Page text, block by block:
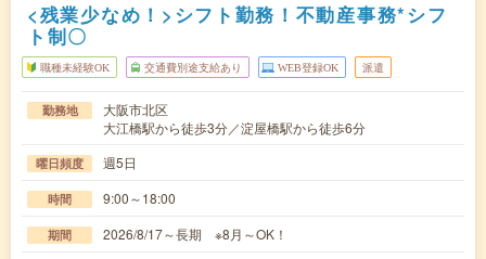
<残業少なめ！>シフト勤務！不動産事務*シフ
ト制〇
職種未経験OK 交通費別途支給あり WEB登録OK 派遣
勤務地
大阪市北区
大江橋駅から徒歩3分／淀屋橋駅から徒歩6分
曜日頻度 週5日
時間 9:00～18:00
期間 2026/8/17～長期 ※8月～OK！